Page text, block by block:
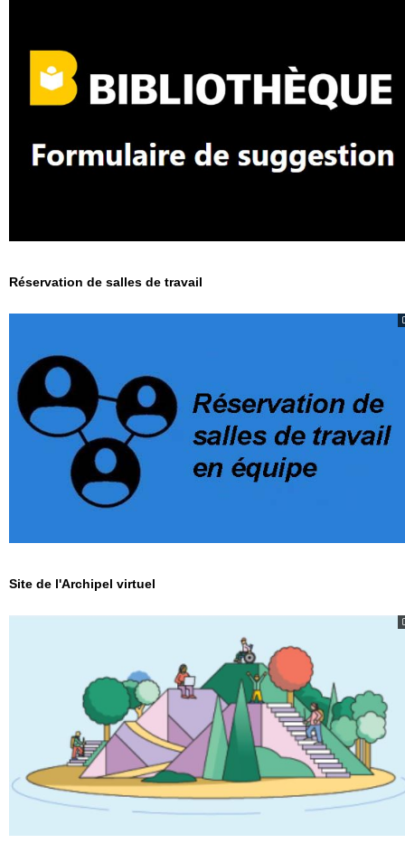
Réservation de salles de travail
Site de l'Archipel virtuel